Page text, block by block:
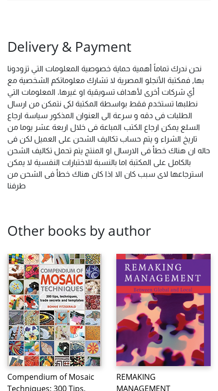
Delivery & Payment
نحن ندرك تماماً أهمية حماية خصوصية المعلومات التي تزودونا
بها, فمكتبة الأنجلو المصرية لا تشارك معلوماتكم الشخصية مع
أي شركات أخرى لأهداف تسويقية او غيرها. المعلومات التي
نطلبها تستخدم فقط بواسطة المكتبة لكى نتمكن من ارسال
الطلبات فى دقه و سرعة الى العنوان المذكور سياسة ارجاع
السلع يمكن ارجاع الكتب المباعة فى خلال اربعة عشر يوما من
تاريخ الشراء و يتم حساب تكاليف الشحن على العميل لكن فى
حاله ان هناك خطأ فى الارسال او المنتج يتم تحمل تكاليف الشحن
بالكامل على المكتبة اما بالنسبة للاختبارات النفسية لا يمكن
استرجاعها لاى سبب كان الا اذا كان هناك خطأ فى الشحن من
طرفنا
Other books by author
Compendium of Mosaic
Techniques: 300 Tips,
REMAKING
MANAGEMENT